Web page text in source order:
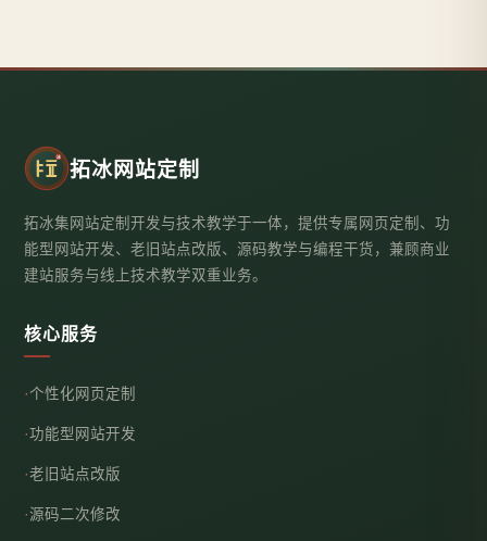
拓冰网站定制
拓冰集网站定制开发与技术教学于一体，提供专属网页定制、功
能型网站开发、老旧站点改版、源码教学与编程干货，兼顾商业
建站服务与线上技术教学双重业务。
核心服务
个性化网页定制
功能型网站开发
老旧站点改版
源码二次修改